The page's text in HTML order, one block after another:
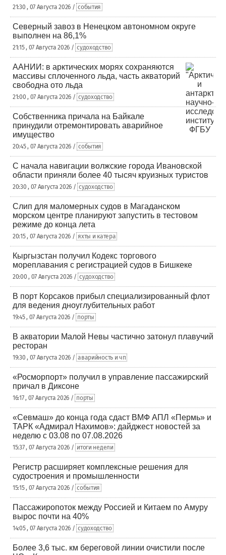
21:30 , 07 Августа 2026 / события
Северный завоз в Ненецком автономном округе
выполнен на 86,1%
21:15 , 07 Августа 2026 / судоходство
ААНИИ: в арктических морях сохраняются
массивы сплоченного льда, часть акваторий
свободна ото льда
21:00 , 07 Августа 2026 / судоходство
Собственника причала на Байкале
принудили отремонтировать аварийное
имущество
20:45 , 07 Августа 2026 / события
С начала навигации волжские города Ивановской
области приняли более 40 тысяч круизных туристов
20:30 , 07 Августа 2026 / судоходство
Слип для маломерных судов в Магаданском
морском центре планируют запустить в тестовом
режиме до конца лета
20:15 , 07 Августа 2026 / яхты и катера
Кыргызстан получил Кодекс торгового
мореплавания с регистрацией судов в Бишкеке
20:00 , 07 Августа 2026 / судоходство
В порт Корсаков прибыл специализированный флот
для ведения дноуглубительных работ
19:45 , 07 Августа 2026 / порты
В акватории Малой Невы частично затонул плавучий
ресторан
19:30 , 07 Августа 2026 / аварийность и чп
«Росморпорт» получил в управление пассажирский
причал в Диксоне
16:17 , 07 Августа 2026 / порты
«Севмаш» до конца года сдаст ВМФ АПЛ «Пермь» и
ТАРК «Адмирал Нахимов»: дайджест новостей за
неделю с 03.08 по 07.08.2026
15:37 , 07 Августа 2026 / итоги недели
Регистр расширяет комплексные решения для
судостроения и промышленности
15:15 , 07 Августа 2026 / события
Пассажиропоток между Россией и Китаем по Амуру
вырос почти на 40%
14:05 , 07 Августа 2026 / судоходство
Более 3,6 тыс. км береговой линии очистили после